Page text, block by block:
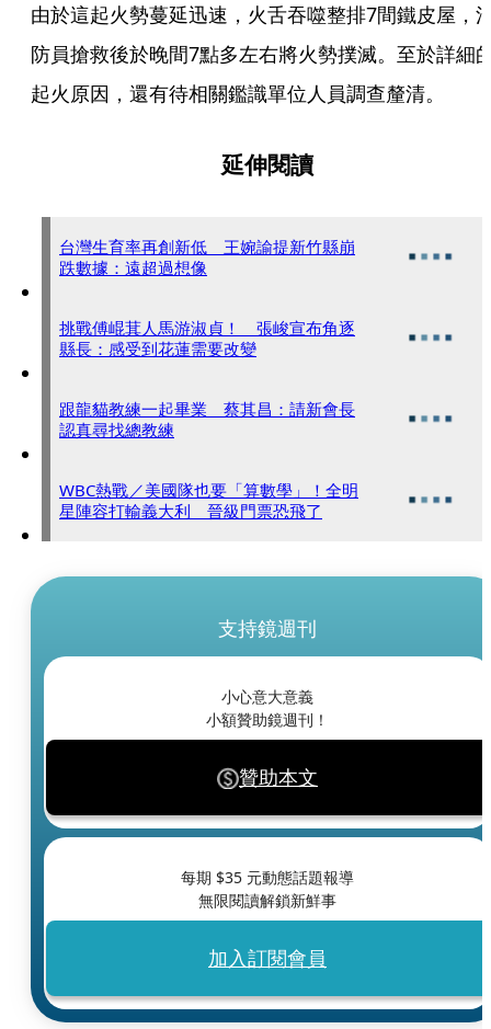
由於這起火勢蔓延迅速，火舌吞噬整排7間鐵皮屋，
防員搶救後於晚間7點多左右將火勢撲滅。至於詳細
起火原因，還有待相關鑑識單位人員調查釐清。
延伸閱讀
台灣生育率再創新低 王婉諭提新竹縣崩
跌數據：遠超過想像
挑戰傅崐萁人馬游淑貞！ 張峻宣布角逐
縣長：感受到花蓮需要改變
跟龍貓教練一起畢業 蔡其昌：請新會長
認真尋找總教練
WBC熱戰／美國隊也要「算數學」！全明
星陣容打輸義大利 晉級門票恐飛了
支持鏡週刊
小心意大意義
小額贊助鏡週刊！
贊助本文
每期 $35 元動態話題報導
無限閱讀解鎖新鮮事
加入訂閱會員